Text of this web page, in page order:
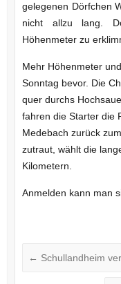
gelegenen Dörfchen
nicht allzu lang.
Höhenmeter zu
Mehr Höhenmeter
Sonntag bevor. Die
quer durchs
fahren die Starter die
Medebach zurück
zutraut, wählt die
Kilometern.
Anmelden kann man
← Schullandheim